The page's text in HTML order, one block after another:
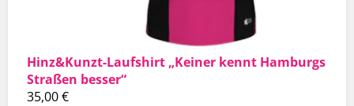
Hinz&Kunzt-Laufshirt „Keiner kennt Hamburgs
Straßen besser“
35,00€